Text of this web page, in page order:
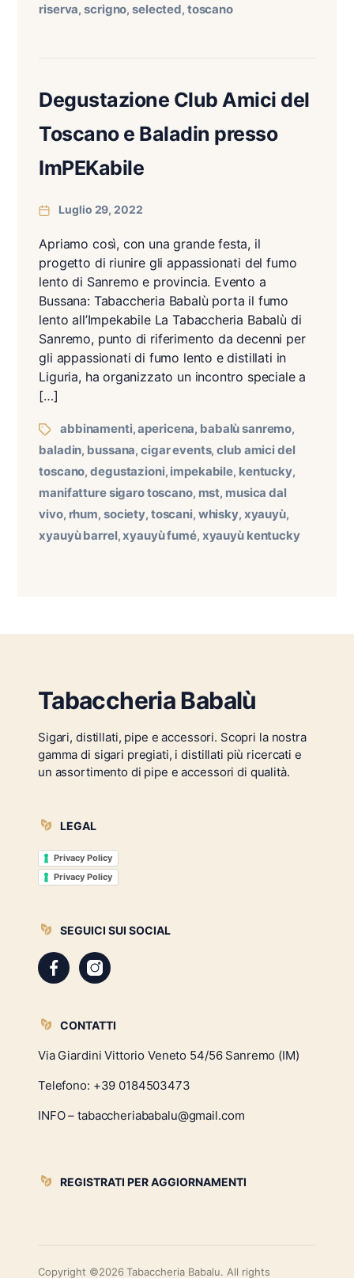
riserva,scrigno,selected, toscano
Degustazione Club Amici del
Toscano e Baladin presso
ImPEKabile
Luglio 29, 2022
Apriamo così, con una grande festa, il
progetto di riunire gli appassionati del fumo
lento di Sanremo e provincia. Evento a
Bussana: Tabaccheria Babalù porta il fumo
lento all’Impekabile La Tabaccheria Babalù di
Sanremo, punto di riferimento da decenni per
gli appassionati di fumo lento e distillati in
Liguria, ha organizzato un incontro speciale a
[…]
abbinamenti,apericena, babalù sanremo,
baladin, bussana,cigar events,club amici del
toscano,degustazioni, impekabile, kentucky,
manifatture sigaro toscano, mst, musica dal
vivo, rhum, society, toscani, whisky, xyauyù,
xyauyù barrel,xyauyù fumé, xyauyù kentucky
Tabaccheria Babalù
Sigari, distillati, pipe e accessori. Scopri la nostra
gamma di sigari pregiati, i distillati più ricercati e
un assortimento di pipe e accessori di qualità.
LEGAL
Privacy Policy
Privacy Policy
SEGUICI SUI SOCIAL
CONTATTI
Via Giardini Vittorio Veneto 54/56 Sanremo (IM)
Telefono: +39 0184503473
INFO – tabaccheriababalu@gmail.com
REGISTRATI PER AGGIORNAMENTI
Copyright ©2026 Tabaccheria Babalu. All rights